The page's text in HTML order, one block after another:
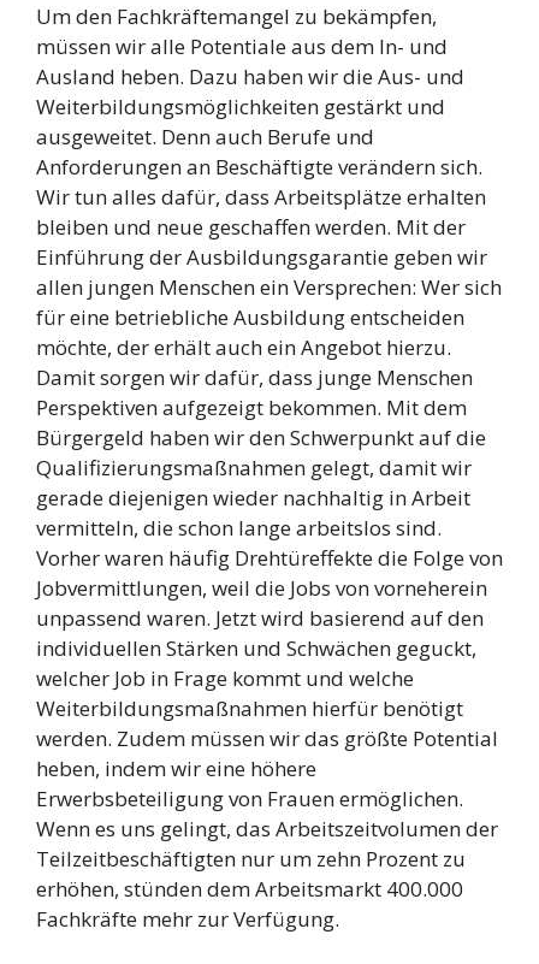
Um den Fachkräftemangel zu bekämpfen,
müssen wir alle Potentiale aus dem In- und
Ausland heben. Dazu haben wir die Aus- und
Weiterbildungsmöglichkeiten gestärkt und
ausgeweitet. Denn auch Berufe und
Anforderungen an Beschäftigte verändern sich.
Wir tun alles dafür, dass Arbeitsplätze erhalten
bleiben und neue geschaffen werden. Mit der
Einführung der Ausbildungsgarantie geben wir
allen jungen Menschen ein Versprechen: Wer sich
für eine betriebliche Ausbildung entscheiden
möchte, der erhält auch ein Angebot hierzu.
Damit sorgen wir dafür, dass junge Menschen
Perspektiven aufgezeigt bekommen. Mit dem
Bürgergeld haben wir den Schwerpunkt auf die
Qualifizierungsmaßnahmen gelegt, damit wir
gerade diejenigen wieder nachhaltig in Arbeit
vermitteln, die schon lange arbeitslos sind.
Vorher waren häufig Drehtüreffekte die Folge von
Jobvermittlungen, weil die Jobs von vorneherein
unpassend waren. Jetzt wird basierend auf den
individuellen Stärken und Schwächen geguckt,
welcher Job in Frage kommt und welche
Weiterbildungsmaßnahmen hierfür benötigt
werden. Zudem müssen wir das größte Potential
heben, indem wir eine höhere
Erwerbsbeteiligung von Frauen ermöglichen.
Wenn es uns gelingt, das Arbeitszeitvolumen der
Teilzeitbeschäftigten nur um zehn Prozent zu
erhöhen, stünden dem Arbeitsmarkt 400.000
Fachkräfte mehr zur Verfügung.